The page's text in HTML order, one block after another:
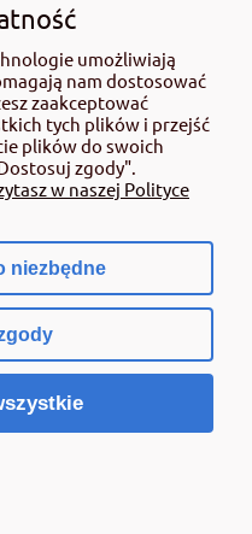
w etykiecie i informacje
wskazujące rodzaj zagrożenia
zamieszczonych w etykiecie.
mogą być nabyte tylko i
oraz posiadające kwalifikacje
ochrony roślin określone w
r. o Środkach Ochrony Roślin Dz.
powyższych warunków jest
strony
Shoper.pl
umożliwiają
nam dostosować
zaakceptować
tych plików i przejść
plików do swoich
zgody".
w naszej Polityce
niezbędne